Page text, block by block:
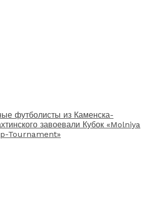
футболисты из Каменска-
завоевали Кубок «Molniya
Tournament»